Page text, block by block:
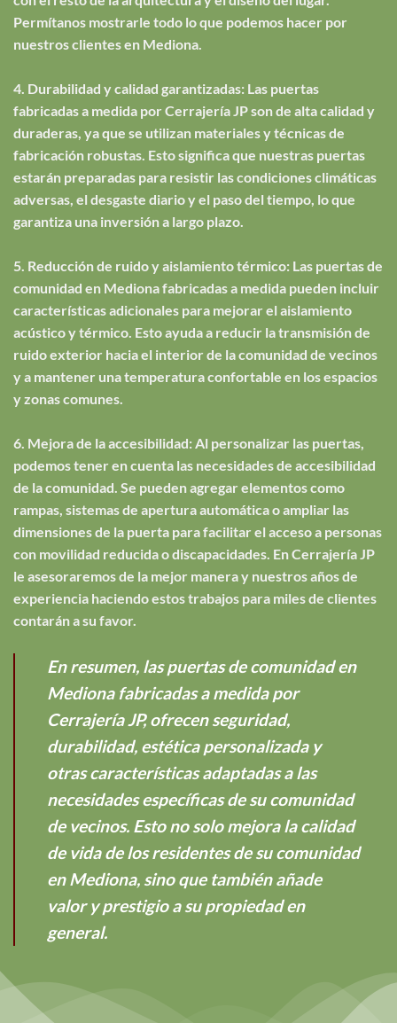
Permítanos mostrarle todo lo que podemos hacer por
nuestros clientes en Mediona.
4. Durabilidad y calidad garantizadas: Las puertas
fabricadas a medida por Cerrajería JP son de alta calidad y
duraderas, ya que se utilizan materiales y técnicas de
fabricación robustas. Esto significa que nuestras puertas
estarán preparadas para resistir las condiciones climáticas
adversas, el desgaste diario y el paso del tiempo, lo que
garantiza una inversión a largo plazo.
5. Reducción de ruido y aislamiento térmico: Las puertas de
comunidad en Mediona fabricadas a medida pueden incluir
características adicionales para mejorar el aislamiento
acústico y térmico. Esto ayuda a reducir la transmisión de
ruido exterior hacia el interior de la comunidad de vecinos
y a mantener una temperatura confortable en los espacios
y zonas comunes.
6. Mejora de la accesibilidad: Al personalizar las puertas,
podemos tener en cuenta las necesidades de accesibilidad
de la comunidad. Se pueden agregar elementos como
rampas, sistemas de apertura automática o ampliar las
dimensiones de la puerta para facilitar el acceso a personas
con movilidad reducida o discapacidades. En Cerrajería JP
le asesoraremos de la mejor manera y nuestros años de
experiencia haciendo estos trabajos para miles de clientes
contarán a su favor.
En resumen, las puertas de comunidad en
Mediona fabricadas a medida por
Cerrajería JP, ofrecen seguridad,
durabilidad, estética personalizada y
otras características adaptadas a las
necesidades específicas de su comunidad
de vecinos. Esto no solo mejora la calidad
de vida de los residentes de su comunidad
en Mediona, sino que también añade
valor y prestigio a su propiedad en
general.